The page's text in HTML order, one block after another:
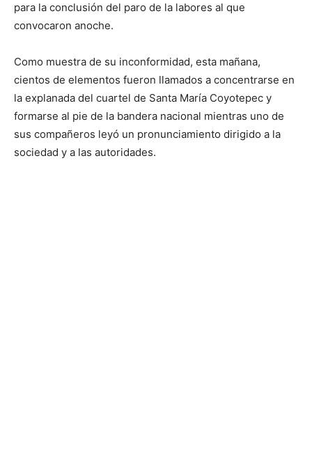
para la conclusión del paro de la labores al que
convocaron anoche.
Como muestra de su inconformidad, esta mañana,
cientos de elementos fueron llamados a concentrarse en
la explanada del cuartel de Santa María Coyotepec y
formarse al pie de la bandera nacional mientras uno de
sus compañeros leyó un pronunciamiento dirigido a la
sociedad y a las autoridades.